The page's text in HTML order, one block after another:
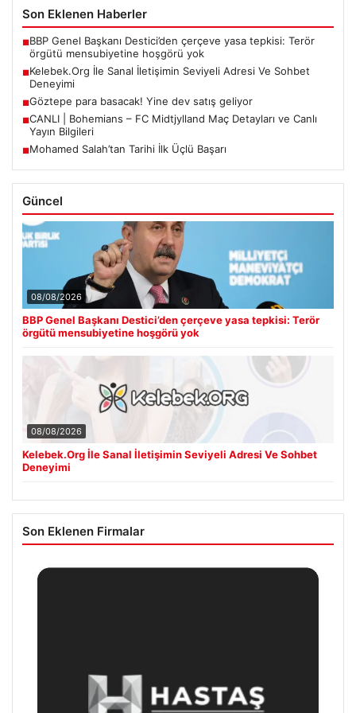
Son Eklenen Haberler
■BBP Genel Başkanı Destici’den çerçeve yasa tepkisi: Terör
örgütü mensubiyetine hoşgörü yok
■Kelebek.Org İle Sanal İletişimin Seviyeli Adresi Ve Sohbet
Deneyimi
■Göztepe para basacak! Yine dev satış geliyor
■CANLI | Bohemians – FC Midtjylland Maç Detayları ve Canlı
Yayın Bilgileri
■Mohamed Salah’tan Tarihi İlk Üçlü Başarı
Güncel
08/08/2026
BBP Genel Başkanı Destici’den çerçeve yasa tepkisi: Terör
örgütü mensubiyetine hoşgörü yok
08/08/2026
Kelebek.Org İle Sanal İletişimin Seviyeli Adresi Ve Sohbet
Deneyimi
Son Eklenen Firmalar